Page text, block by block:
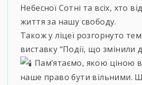
Небесної Сотні та всіх, хто
життя за нашу свободу.
Також у ліцеї розгорнуто
виставку “Події, що змінили
Пам’ятаємо, якою ціною
наше право бути вільними.